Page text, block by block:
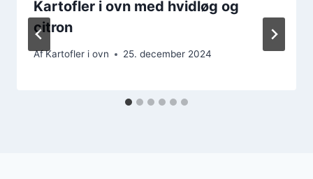
Kartofler i ovn med hvidløg og
citron
AfKartofler i ovn 25. december 2024